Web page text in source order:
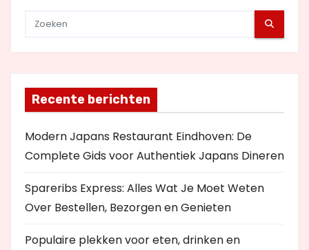
Recente berichten
Modern Japans Restaurant Eindhoven: De
Complete Gids voor Authentiek Japans Dineren
Spareribs Express: Alles Wat Je Moet Weten
Over Bestellen, Bezorgen en Genieten
Populaire plekken voor eten, drinken en